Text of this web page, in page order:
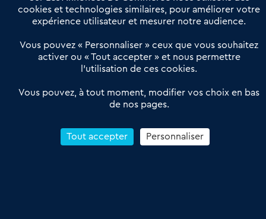
Qui sommes nous ?
Derniers articles
Réseau 3C : un partenaire national dédié aux transactions
Petitscommerces : Un partenariat au service du commerce de
proximité et des territoires
Reprendre un Restaurant Rapide
cookies et technologies similaires, pour améliorer votre
expérience utilisateur et mesurer notre audience.
Vous pouvez « Personnaliser » ceux que vous souhaitez
activer ou « Tout accepter » et nous permettre
l’utilisation de ces cookies.
Vous pouvez, à tout moment, modifier vos choix en bas
de nos pages.
Tout accepter Personnaliser